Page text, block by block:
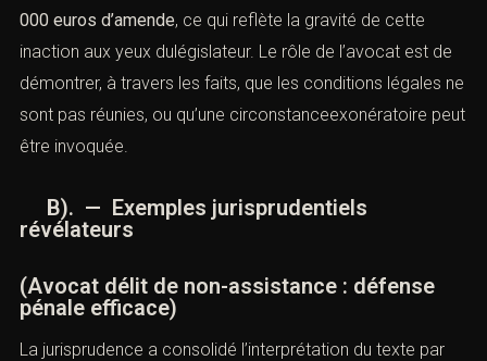
000 euros d’amende, ce qui reflète la gravité de cette
inaction aux yeux dulégislateur. Le rôle de l’avocat est de
démontrer, à travers les faits, que les conditions légales ne
sont pas réunies, ou qu’une circonstanceexonératoire peut
être invoquée.
B). — Exemples jurisprudentiels
révélateurs
(Avocat délit de non-assistance : défense
pénale efficace)
La jurisprudence a consolidé l’interprétation du texte par